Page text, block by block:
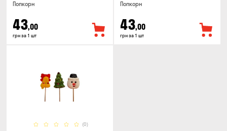
Попкорн
43,00
грн за 1 шт
Попкорн
43,00
грн за 1 шт
(0)